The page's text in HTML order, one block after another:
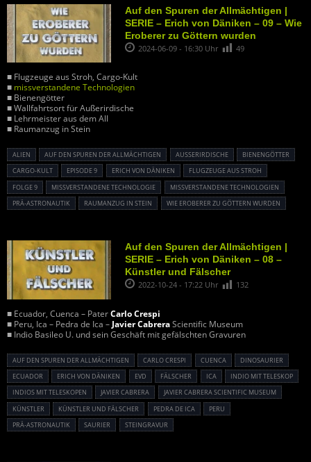
Auf den Spuren der Allmächtigen |
SERIE – Erich von Däniken – 09 – Wie
Eroberer zu Göttern wurden
2024-06-09 - 16:30 Uhr 49
■ Flugzeuge aus Stroh, Cargo-Kult
■ missverstandene Technologien
■ Bienengötter
■ Wallfahrtsort für Außerirdische
■ Lehrmeister aus dem All
■ Raumanzug in Stein
ALIEN AUF DEN SPUREN DER ALLMÄCHTIGEN AUSSERIRDISCHE
BIENENGÖTTER
CARGO-KULT
EPISODE 9 ERICH VON DÄNIKEN
FLUGZEUGE AUS STROH
FOLGE 9
MISSVERSTANDENE TECHNOLOGIE
MISSVERSTANDENE TECHNOLOGIEN
PRÄ-ASTRONAUTIK
RAUMANZUG IN STEIN WIE EROBERER ZU GÖTTERN WURDEN
Auf den Spuren der Allmächtigen |
SERIE – Erich von Däniken – 08 –
Künstler und Fälscher
2022-10-24 - 17:22 Uhr 132
■ Ecuador, Cuenca – PaterCarlo Crespi
■ Peru, Ica – Pedra de Ica – Javier CabreraScientific Museum
■ Indio Basileo U. und sein Geschäft mit gefälschten Gravuren
AUF DEN SPUREN DER ALLMÄCHTIGEN CARLO CRESPI CUENCA
DINOSAURIER
ECUADOR
ERICH VON DÄNIKEN EVD FÄLSCHER ICA
INDIO MIT TELESKOP
INDIOS MIT TELESKOPEN
JAVIER CABRERA
JAVIER CABRERA SCIENTIFIC MUSEUM
KÜNSTLER
KÜNSTLER UND FÄLSCHER PEDRA DE ICA
PERU
PRÄ-ASTRONAUTIK
SAURIER STEINGRAVUR